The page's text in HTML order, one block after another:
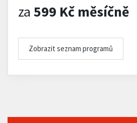
za 599 Kč měsíčně
Zobrazit seznam programů